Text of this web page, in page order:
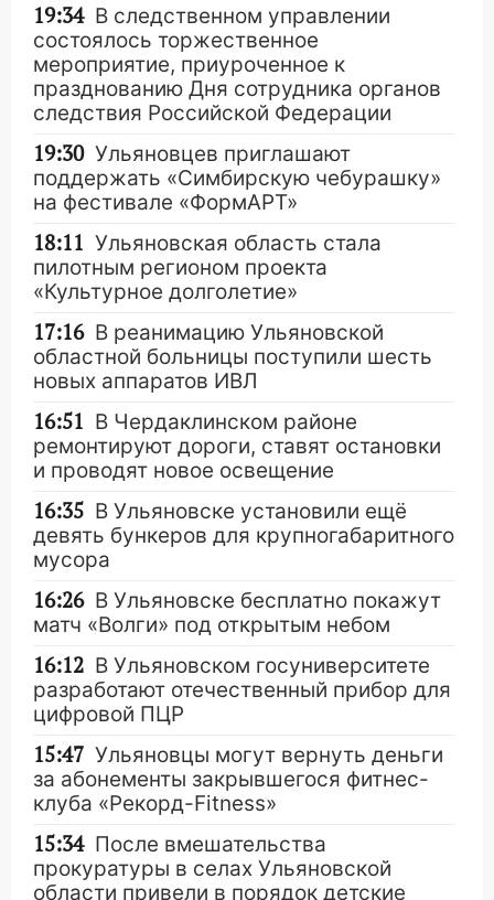
19:34 В следственном управлении
состоялось торжественное
мероприятие, приуроченное к
празднованию Дня сотрудника органов
следствия Российской Федерации
19:30 Ульяновцев приглашают
поддержать «Симбирскую чебурашку»
на фестивале «ФормАРТ»
18:11 Ульяновская область стала
пилотным регионом проекта
«Культурное долголетие»
17:16 В реанимацию Ульяновской
областной больницы поступили шесть
новых аппаратов ИВЛ
16:51 В Чердаклинском районе
ремонтируют дороги, ставят остановки
и проводят новое освещение
16:35 В Ульяновске установили ещё
девять бункеров для крупногабаритного
мусора
16:26 В Ульяновске бесплатно покажут
матч «Волги» под открытым небом
16:12 В Ульяновском госуниверситете
разработают отечественный прибор для
цифровой ПЦР
15:47 Ульяновцы могут вернуть деньги
за абонементы закрывшегося фитнес-
клуба «Рекорд-Fitness»
15:34 После вмешательства
прокуратуры в селах Ульяновской
области привели в порядок детские